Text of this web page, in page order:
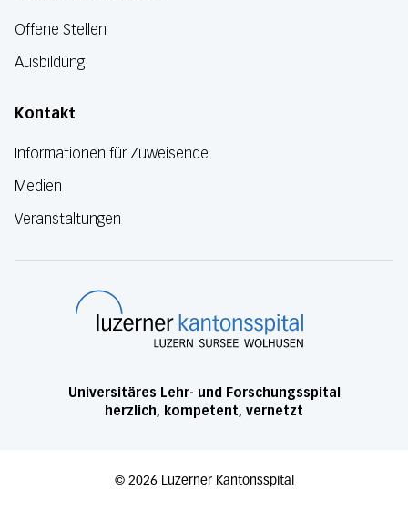
Offene Stellen
Ausbildung
Kontakt
Informationen für Zuweisende
Medien
Veranstaltungen
Universitäres Lehr- und Forschungsspital
herzlich, kompetent, vernetzt
© 2026 Luzerner Kantonsspital